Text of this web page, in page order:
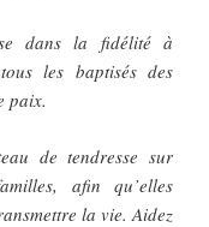
dans la fidélité à
les baptisés des
paix.
de tendresse sur
afin qu’elles
la vie. Aidez